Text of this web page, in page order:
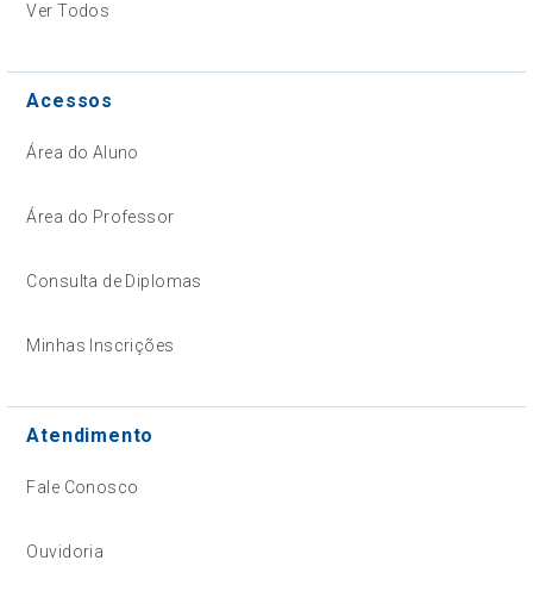
Ver Todos
Acessos
Área do Aluno
Área do Professor
Consulta de Diplomas
Minhas Inscrições
Atendimento
Fale Conosco
Ouvidoria